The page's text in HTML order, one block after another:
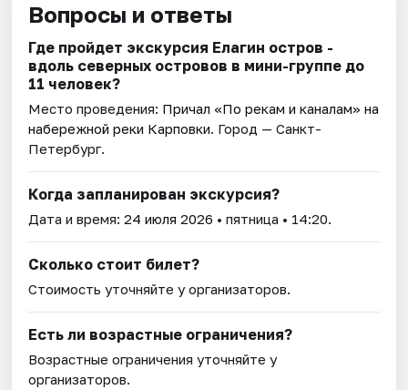
Вопросы и ответы
Где пройдет экскурсия Елагин остров -
вдоль северных островов в мини-группе до
11 человек?
Место проведения: Причал «По рекам и каналам» на
набережной реки Карповки. Город — Санкт-
Петербург.
Когда запланирован экскурсия?
Дата и время:24 июля 2026 • пятница • 14:20.
Сколько стоит билет?
Стоимость уточняйте у организаторов.
Есть ли возрастные ограничения?
Возрастные ограничения уточняйте у
организаторов.